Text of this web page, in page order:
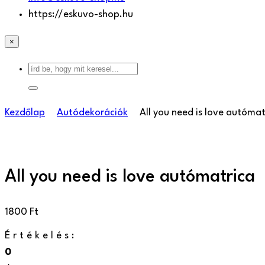
https://eskuvo-shop.hu
×
Kezdőlap Autódekorációk All you need is love
All you need is love autómatrica
1800 Ft
Értékelés:
0